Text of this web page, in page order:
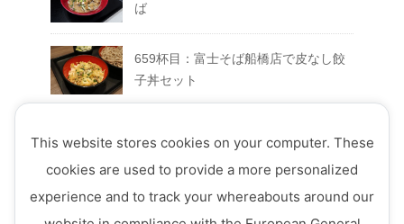
ば
659杯目：富士そば船橋店で皮なし餃
子丼セット
店でFUJIYAMAセット
657杯目：富士そば西荻窪店で真夏の
This website stores cookies on your computer. These
cookies are used to provide a more personalized
experience and to track your whereabouts around our